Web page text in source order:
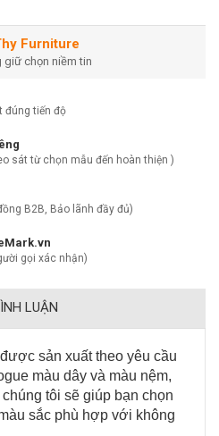
Furniture
giữ chọn niềm tin
đúng tiến độ
sát từ chọn mẫu đến hoàn thiện )
B2B, Bảo lãnh đầy đủ)
gọi xác nhận)
LUẬN
sản xuất theo yêu cầu
màu dây và màu nệm,
tôi sẽ giúp bạn chọn
sắc phù hợp với không